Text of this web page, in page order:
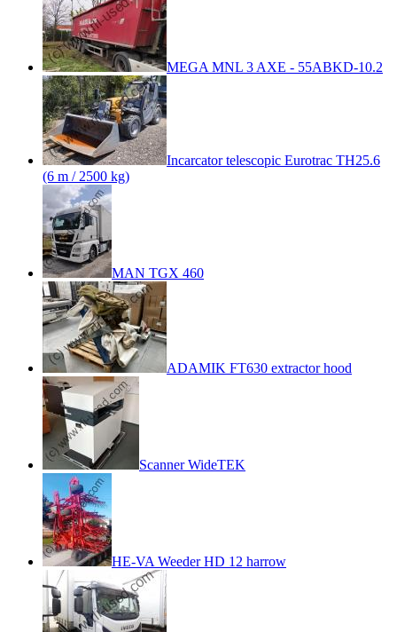
MEGA MNL 3 AXE - 55ABKD-10.2
Incarcator telescopic Eurotrac TH25.6
(6 m / 2500 kg)
MAN TGX 460
ADAMIK FT630 extractor hood
Scanner WideTEK
HE-VA Weeder HD 12 harrow